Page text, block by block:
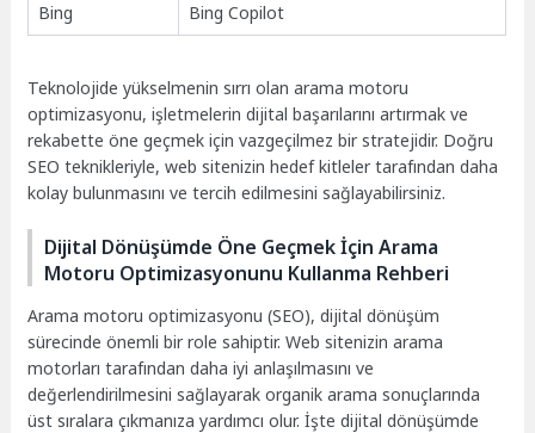
Bing
Bing Copilot
Teknolojide yükselmenin sırrı olan arama motoru
optimizasyonu, işletmelerin dijital başarılarını artırmak ve
rekabette öne geçmek için vazgeçilmez bir stratejidir. Doğru
SEO teknikleriyle, web sitenizin hedef kitleler tarafından daha
kolay bulunmasını ve tercih edilmesini sağlayabilirsiniz.
Dijital Dönüşümde Öne Geçmek İçin Arama
Motoru Optimizasyonunu Kullanma Rehberi
Arama motoru optimizasyonu (SEO), dijital dönüşüm
sürecinde önemli bir role sahiptir. Web sitenizin arama
motorları tarafından daha iyi anlaşılmasını ve
değerlendirilmesini sağlayarak organik arama sonuçlarında
üst sıralara çıkmanıza yardımcı olur. İşte dijital dönüşümde